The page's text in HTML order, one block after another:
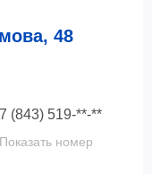
48
7 (843) 519-**-**
Показать номер